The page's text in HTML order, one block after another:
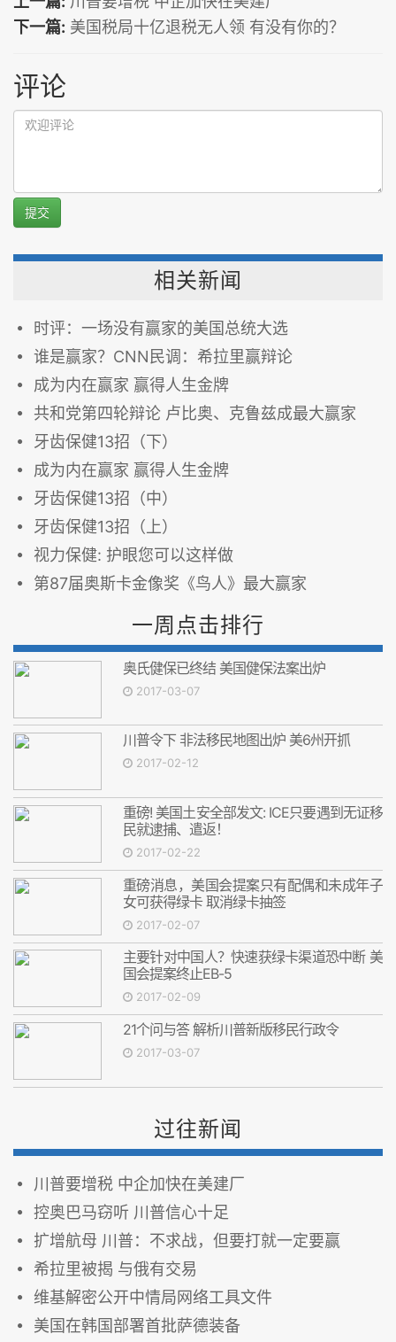
下一篇: 美国税局十亿退税无人领 有没有你的？
评论
提交
相关新闻
时评：一场没有赢家的美国总统大选
谁是赢家？CNN民调：希拉里赢辩论
成为内在赢家 赢得人生金牌
共和党第四轮辩论 卢比奥、克鲁兹成最大赢家
牙齿保健13招（下）
成为内在赢家 赢得人生金牌
牙齿保健13招（中）
牙齿保健13招（上）
视力保健: 护眼您可以这样做
第87届奥斯卡金像奖《鸟人》最大赢家
一周点击排行
奥氏健保已终结 美国健保法案出炉
2017-03-07
川普令下 非法移民地图出炉 美6州开抓
2017-02-12
重磅! 美国土安全部发文: ICE只要遇到无证移
民就逮捕、遣返！
2017-02-22
重磅消息，美国会提案只有配偶和未成年子
女可获得绿卡 取消绿卡抽签
2017-02-07
主要针对中国人？快速获绿卡渠道恐中断 美
国会提案终止EB-5
2017-02-09
21个问与答 解析川普新版移民行政令
2017-03-07
过往新闻
川普要增税 中企加快在美建厂
控奥巴马窃听 川普信心十足
扩增航母 川普：不求战，但要打就一定要赢
希拉里被揭 与俄有交易
维基解密公开中情局网络工具文件
美国在韩国部署首批萨德装备